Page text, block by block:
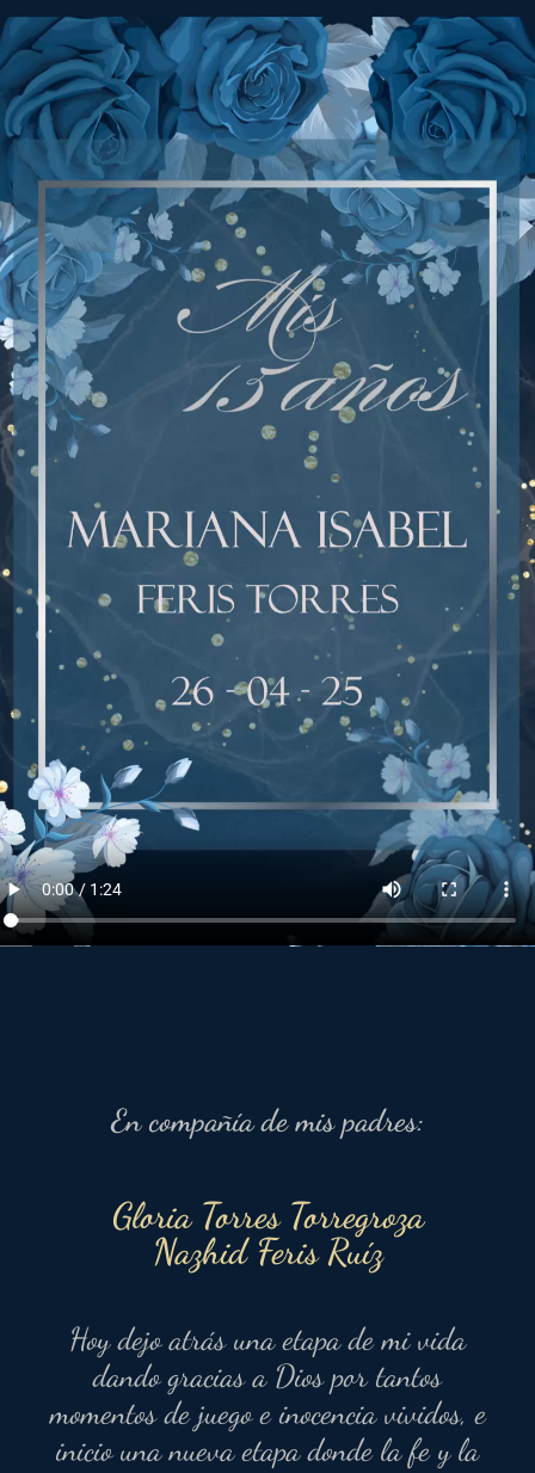
En compañía de mis padres:
Gloria Torres Torregroza
Nazhid Feris Ruíz
Hoy dejo atrás una etapa de mi vida
dando gracias a Dios por tantos
momentos de juego e inocencia vividos, e
inicio una nueva etapa donde la fe y la